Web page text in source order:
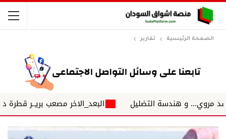
الصفحة الرئيسية تقارير
هندسة التضليل البعد_الاخر مصعب بريــر قطرة دم قبل